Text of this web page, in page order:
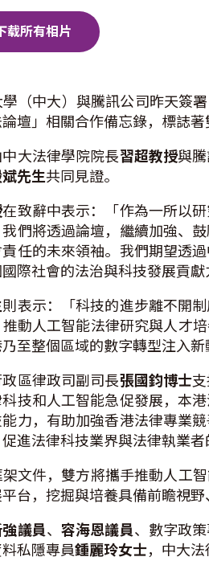
（中大）與騰訊公司昨天簽
壇」相關合作備忘錄，標誌
大法律學院院長習超教授與
先生共同見證。
在致辭中表示：「作為一所以
們將透過論壇，繼續加強、
任的未來領袖。我們期望透
際社會的法治與科技發展貢獻
則表示：「科技的進步離不開
動人工智能法律研究與人才
至整個區域的數字轉型注入新
區律政司副司長張國鈞博士
技和人工智能急促發展，本
力，有助加強香港法律專業
進法律科技業界與法律執業
文件，雙方將攜手推動人工
台，挖掘與培養具備前瞻視野
議員、容海恩議員、數字政
私隱專員鍾麗玲女士，中大法